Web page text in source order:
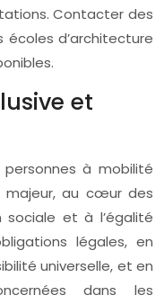
Contacter des
écoles d’architecture
et
à mobilité
au cœur des
sociale et à l’égalité
légales, en
universelle, et en
dans les